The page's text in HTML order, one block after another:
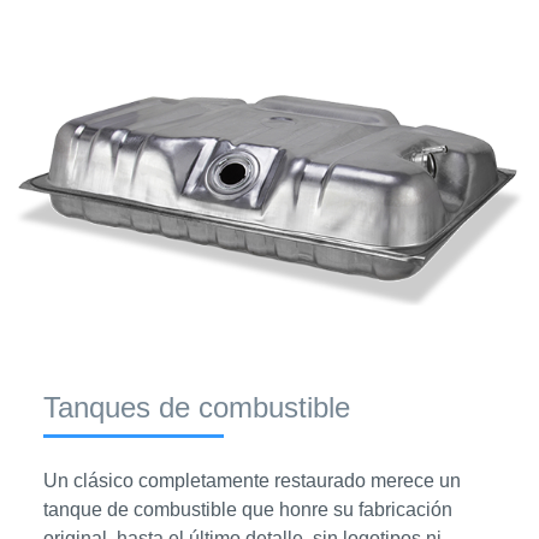
Tanques de combustible
Un clásico completamente restaurado merece un
tanque de combustible que honre su fabricación